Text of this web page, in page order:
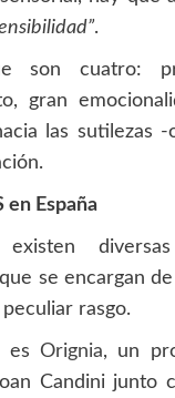
.
son cuatro:
gran
las sutilezas -
en España
existen
se encargan
rasgo.
esOrignia, un
Candini junto